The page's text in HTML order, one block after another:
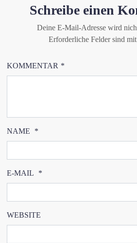
Schreibe einen
Deine E-Mail-Adresse wird
Erforderliche Felder sind mit
KOMMENTAR *
NAME *
E-MAIL *
WEBSITE